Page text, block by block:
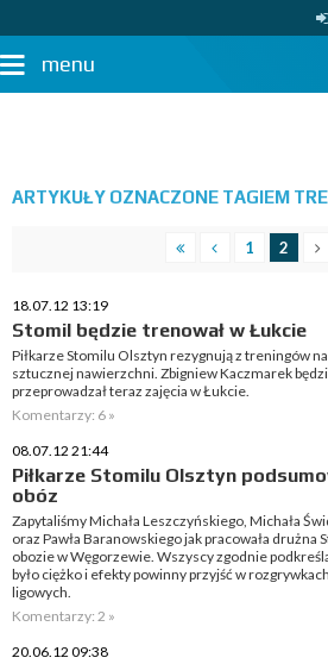
menu
ARTYKUŁY OZNACZONE TAGIEM
1 2
18.07.12 13:19
Stomil będzie trenował w Łukcie
Piłkarze Stomilu Olsztyn rezygnują z treningów na
sztucznej nawierzchni. Zbigniew Kaczmarek
przeprowadzał teraz zajęcia w Łukcie.
Komentarzy: 6 »
08.07.12 21:44
Piłkarze Stomilu Olsztyn
obóz
Zapytaliśmy Michała Leszczyńskiego, Michała
oraz Pawła Baranowskiego jak pracowała drużna
obozie w Węgorzewie. Wszyscy zgodnie
było ciężko i efekty powinny przyjść w rozgrywkach
ligowych.
Komentarzy: 2 »
20.06.12 09:38